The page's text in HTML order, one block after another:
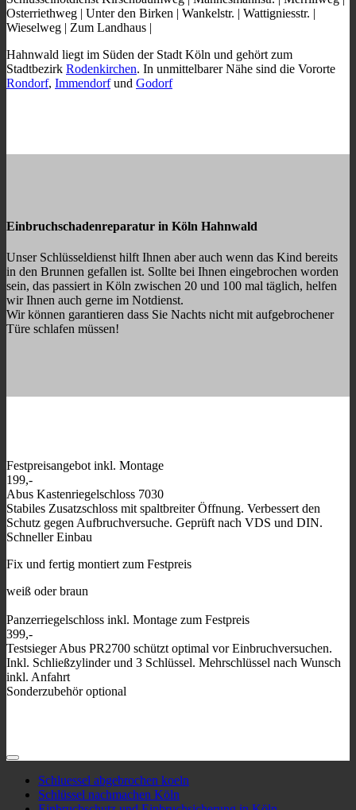
Osterriethweg | Unter den Birken | Wankelstr. | Wattigniesstr. |
Wieselweg | Zum Landhaus |
Hahnwald liegt im Süden der Stadt Köln und gehört zum
Stadtbezirk Rodenkirchen. In unmittelbarer Nähe sind die Vororte
Rondorf, Immendorfund Godorf
Einbruchschadenreparatur in Köln Hahnwald
Unser Schlüsseldienst hilft Ihnen aber auch wenn das Kind bereits
in den Brunnen gefallen ist. Sollte bei Ihnen eingebrochen worden
sein, das passiert in Köln zwischen 20 und 100 mal täglich, helfen
wir Ihnen auch gerne im Notdienst.
Wir können garantieren dass Sie Nachts nicht mit aufgebrochener
Türe schlafen müssen!
Festpreisangebot inkl. Montage
199,-
Abus Kastenriegelschloss 7030
Stabiles Zusatzschloss mit spaltbreiter Öffnung. Verbessert den
Schutz gegen Aufbruchversuche. Geprüft nach VDS und DIN.
Schneller Einbau
Fix und fertig montiert zum Festpreis
weiß oder braun
Panzerriegelschloss inkl. Montage zum Festpreis
399,-
Testsieger Abus PR2700 schützt optimal vor Einbruchversuchen.
Inkl. Schließzylinder und 3 Schlüssel. Mehrschlüssel nach Wunsch
inkl. Anfahrt
Sonderzubehör optional
Schluessel abgebrochen koeln
Schlüssel nachmachen Köln